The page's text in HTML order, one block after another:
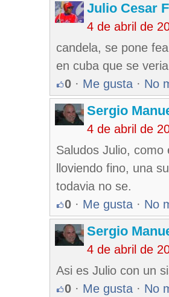
Julio Cesar
4 de abril de
candela, se pone
en cuba que se
0 · Me gusta · No
Sergio
4 de abril de
Saludos Julio,
lloviendo fino, una
todavia no se.
0 · Me gusta · No
Sergio
4 de abril de
Asi es Julio con un
0 · Me gusta · No